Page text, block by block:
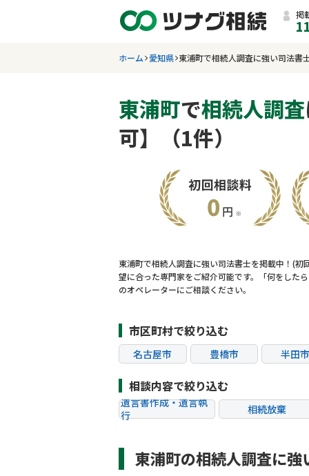
掲
ホーム 愛知県 東浦町で相続人調査に強い司法書
東浦町で相続人調査
可】（1件）
東浦町で相続人調査に強い司法書士を掲載中！(
望に合った専門家をご紹介可能です。「何をした
のオペレーターにご相談ください。
市区町村で絞り込む
名古屋市 豊橋市 半田市
相談内容で絞り込む
遺言書作成・遺言執
行
相続放棄
贈与税
生前対策
東浦町の相続人調査に